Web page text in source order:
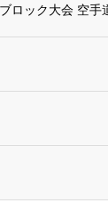
ロック大会 空手